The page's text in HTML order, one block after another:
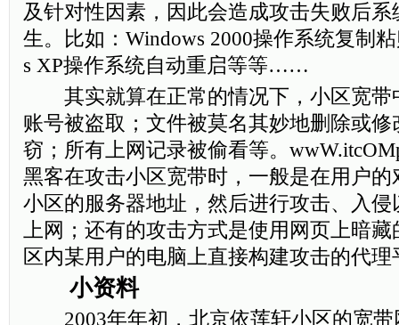
及针对性因素，因此会造成攻击失败后
生。比如：Windows 2000操作系统复制
s XP操作系统自动重启等等……
其实就算在正常的情况下，小区宽带
账号被盗取；文件被莫名其妙地删除或
窃；所有上网记录被偷看等。
黑客在攻击小区宽带时，一般是在用户
小区的服务器地址，然后进行攻击、入
上网；还有的攻击方式是使用网页上暗
区内某用户的电脑上直接构建攻击的代理
小资料
2003年年初，北京依莲轩小区的宽带